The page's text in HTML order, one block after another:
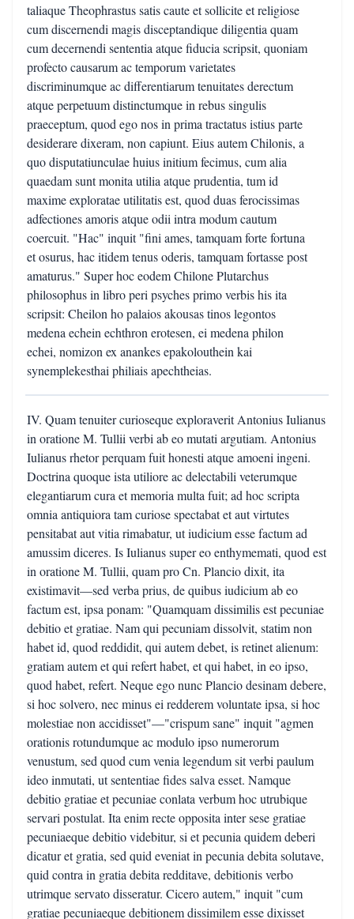
taliaque Theophrastus satis caute et sollicite et religiose
cum discernendi magis disceptandique diligentia quam
cum decernendi sententia atque fiducia scripsit, quoniam
profecto causarum ac temporum varietates
discriminumque ac differentiarum tenuitates derectum
atque perpetuum distinctumque in rebus singulis
praeceptum, quod ego nos in prima tractatus istius parte
desiderare dixeram, non capiunt. Eius autem Chilonis, a
quo disputatiunculae huius initium fecimus, cum alia
quaedam sunt monita utilia atque prudentia, tum id
maxime exploratae utilitatis est, quod duas ferocissimas
adfectiones amoris atque odii intra modum cautum
coercuit. "Hac" inquit "fini ames, tamquam forte fortuna
et osurus, hac itidem tenus oderis, tamquam fortasse post
amaturus." Super hoc eodem Chilone Plutarchus
philosophus in libro peri psyches primo verbis his ita
scripsit: Cheilon ho palaios akousas tinos legontos
medena echein echthron erotesen, ei medena philon
echei, nomizon ex anankes epakolouthein kai
synemplekesthai philiais apechtheias.
IV. Quam tenuiter curioseque exploraverit Antonius Iulianus
in oratione M. Tullii verbi ab eo mutati argutiam. Antonius
Iulianus rhetor perquam fuit honesti atque amoeni ingeni.
Doctrina quoque ista utiliore ac delectabili veterumque
elegantiarum cura et memoria multa fuit; ad hoc scripta
omnia antiquiora tam curiose spectabat et aut virtutes
pensitabat aut vitia rimabatur, ut iudicium esse factum ad
amussim diceres. Is Iulianus super eo enthymemati, quod est
in oratione M. Tullii, quam pro Cn. Plancio dixit, ita
existimavit—sed verba prius, de quibus iudicium ab eo
factum est, ipsa ponam: "Quamquam dissimilis est pecuniae
debitio et gratiae. Nam qui pecuniam dissolvit, statim non
habet id, quod reddidit, qui autem debet, is retinet alienum:
gratiam autem et qui refert habet, et qui habet, in eo ipso,
quod habet, refert. Neque ego nunc Plancio desinam debere,
si hoc solvero, nec minus ei redderem voluntate ipsa, si hoc
molestiae non accidisset"—"crispum sane" inquit "agmen
orationis rotundumque ac modulo ipso numerorum
venustum, sed quod cum venia legendum sit verbi paulum
ideo inmutati, ut sententiae fides salva esset. Namque
debitio gratiae et pecuniae conlata verbum hoc utrubique
servari postulat. Ita enim recte opposita inter sese gratiae
pecuniaeque debitio videbitur, si et pecunia quidem deberi
dicatur et gratia, sed quid eveniat in pecunia debita solutave,
quid contra in gratia debita redditave, debitionis verbo
utrimque servato disseratur. Cicero autem," inquit "cum
gratiae pecuniaeque debitionem dissimilem esse dixisset